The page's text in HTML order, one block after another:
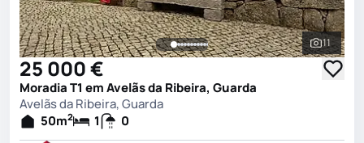
Ver
11
25 000 €
Moradia T1 em Avelãs da Ribeira, Guarda
Avelãs da Ribeira, Guarda
50m2 1 0